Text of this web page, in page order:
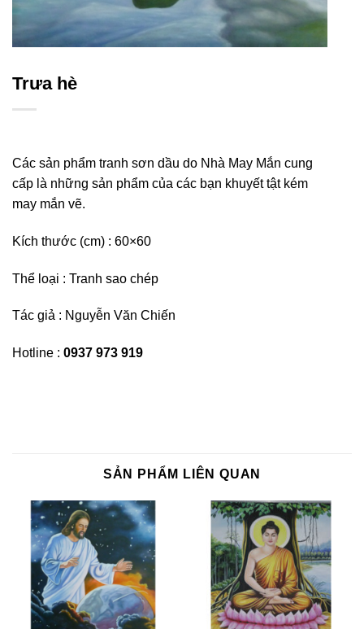
Trưa hè
Các sản phẩm tranh sơn dầu do Nhà May Mắn cung
cấp là những sản phẩm của các bạn khuyết tật kém
may mắn vẽ.
Kích thước (cm) : 60×60
Thể loại : Tranh sao chép
Tác giả : Nguyễn Văn Chiến
Hotline : 0937 973 919
SẢN PHẨM LIÊN QUAN